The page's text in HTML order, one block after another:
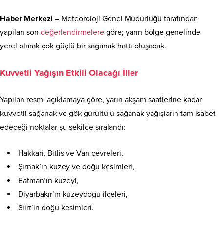
Haber Merkezi – Meteoroloji Genel Müdürlüğü tarafından
yapılan son değerlendirmelere göre; yarın bölge genelinde
yerel olarak çok güçlü bir sağanak hattı oluşacak.
Kuvvetli Yağışın Etkili Olacağı İller
Yapılan resmi açıklamaya göre, yarın akşam saatlerine kadar
kuvvetli sağanak ve gök gürültülü sağanak yağışların tam isabet
edeceği noktalar şu şekilde sıralandı:
Hakkari, Bitlis ve Van çevreleri,
Şırnak’ın kuzey ve doğu kesimleri,
Batman’ın kuzeyi,
Diyarbakır’ın kuzeydoğu ilçeleri,
Siirt’in doğu kesimleri.